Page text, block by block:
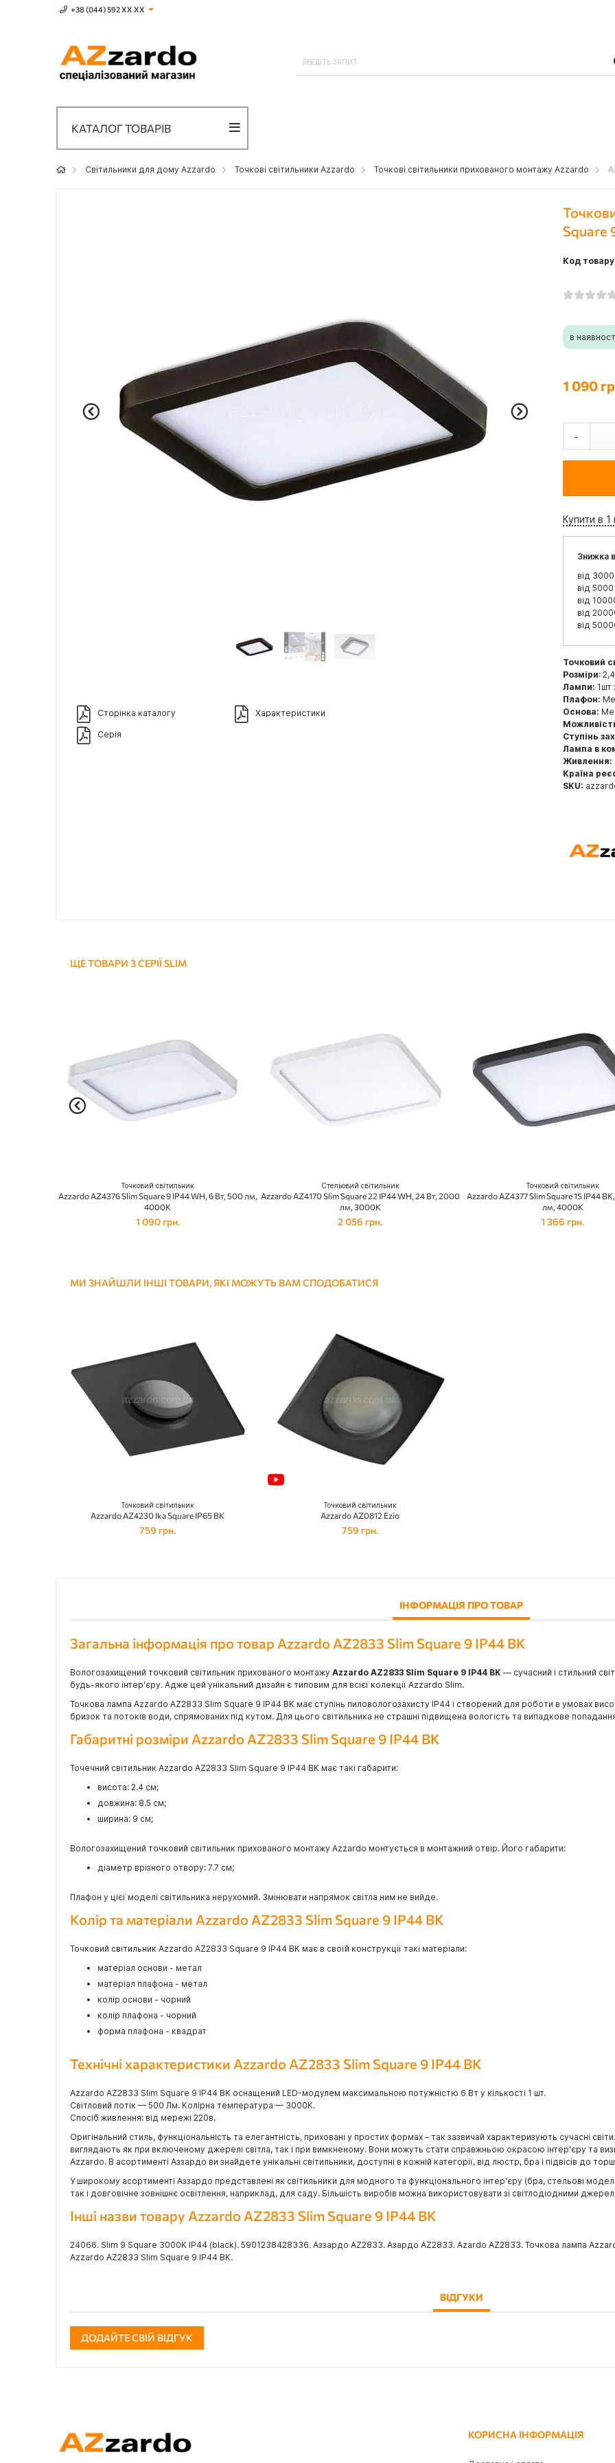
+38 (044) 592 XХ ХХ
КАТАЛОГ ТОВАРІВ
Світильники для дому Azzardo Точкові світильники Azzardo Точкові світильники прихованого монтажу Azzardo
Сторінка каталогу
Серія
Характеристики
Square
Код
в
1 090
-
Купити в 1
Знижка
від
від
від
від
від
Точковий
Розміри:
Лампи: 1шт
Плафон:
Основа:
Ступінь
Лампа в
Живлення:
Країна
SKU:
ЩЕ ТОВАРИ З СЕРІЇ SLIM
Точковий світильник
Azzardo AZ4376 Slim Square 9 IP44 WH, 6 Вт, 500 лм,
4000K
1 090 грн.
Стельовий світильник
Azzardo AZ4170 Slim Square 22 IP44 WH, 24 Вт, 2000
лм, 3000K
2 056 грн.
Точковий світильник
Azzardo AZ4377 Slim Square 15 IP44
лм, 4000K
1 366 грн.
МИ ЗНАЙШЛИ ІНШІ ТОВАРИ, ЯКІ МОЖУТЬ ВАМ СПОДОБАТИСЯ
Точковий світильник
Azzardo AZ4230 Ika Square IP65 BK
759 грн.
Точковий світильник
Azzardo AZ0812 Ezio
759 грн.
ІНФОРМАЦІЯ ПРО ТОВАР
Загальна інформація про товар Azzardo AZ2833 Slim Square 9 IP44 BK
Вологозахищений точковий світильник прихованого монтажу Azzardo AZ2833 Slim Square 9 IP44 BK — сучасний і стильний
будь-якого інтер'єру. Адже цей унікальний дизайн є типовим для всієї колекції Azzardo Slim.
Точкова лампа Azzardo AZ2833 Slim Square 9 IP44 BK має ступінь пиловологозахисту IP44 і створений для роботи в умовах
бризок та потоків води, спрямованих під кутом. Для цього світильника не страшні підвищена вологість та випадкове
Габаритні розміри Azzardo AZ2833 Slim Square 9 IP44 BK
Точечний світильник Azzardo AZ2833 Slim Square 9 IP44 BK має такі габарити:
висота: 2.4 см;
довжина: 8.5 см;
ширина: 9 см;
Вологозахищений точковий світильник прихованого монтажу Azzardo монтується в монтажний отвір. Його габарити:
діаметр врізного отвору: 7.7 см;
Плафон у цієї моделі світильника нерухомий. Змінювати напрямок світла ним не вийде.
Колір та матеріали Azzardo AZ2833 Slim Square 9 IP44 BK
Точковий світильник Azzardo AZ2833 Square 9 IP44 BK має в своїй конструкції такі матеріали:
матеріал основи - метал
матеріал плафона - метал
колір основи - чорний
колір плафона - чорний
форма плафона - квадрат
Технічні характеристики Azzardo AZ2833 Slim Square 9 IP44 BK
Azzardo AZ2833 Slim Square 9 IP44 BK оснащений LED-модулем максимальною потужністю 6 Вт у кількості 1 шт.
Світловий потік — 500 Лм. Колірна температура — 3000K.
Спосіб живлення: від мережі 220в.
Оригінальний стиль, функціональність та елегантність, приховані у простих формах – так зазвичай характеризують сучасні
виглядають як при включеному джерелі світла, так і при вимкненому. Вони можуть стати справжньою окрасою інтер'єру та
Azzardo. В асортименті Аззардо ви знайдете унікальні світильники, доступні в кожній категорії, від люстр, бра і підвісів до
У широкому асортименті Аззардо представлені як світильники для модного та функціонального інтер'єру (бра, стельові
так і довговічне зовнішнє освітлення, наприклад, для саду. Більшість виробів можна використовувати зі світлодіодними
Інші назви товару Azzardo AZ2833 Slim Square 9 IP44 BK
24066. Slim 9 Square 3000K IP44 (black). 5901238428336. Аззардо AZ2833. Азардо AZ2833. Azardo AZ2833. Точкова лампа
Azzardo AZ2833 Slim Square 9 IP44 BK.
ВІДГУКИ
ДОДАЙТЕ СВІЙ ВІДГУК
КОРИСНА ІНФОРМАЦІЯ